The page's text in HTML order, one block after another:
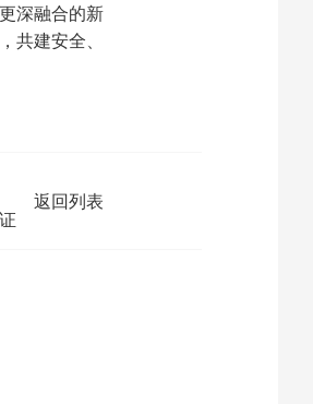
深融合的新
共建安全、
返回列表